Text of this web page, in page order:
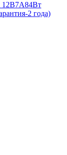
12В7А84Вт
2 года)